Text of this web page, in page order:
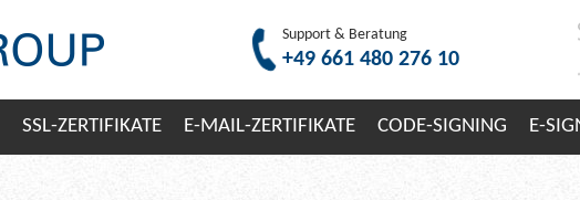
Support & Beratung
+49 661 480 276 10
SSL-ZERTIFIKATE E-MAIL-ZERTIFIKATE CODE-SIGNING E-